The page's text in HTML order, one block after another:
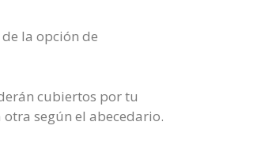
la opción de
cubiertos por tu
según el abecedario.